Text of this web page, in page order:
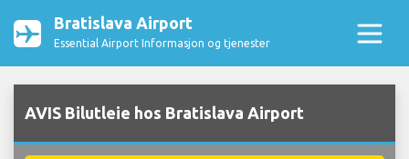
Bratislava Airport
Essential Airport Informasjon og tjenester
AVIS Bilutleie hos Bratislava Airport